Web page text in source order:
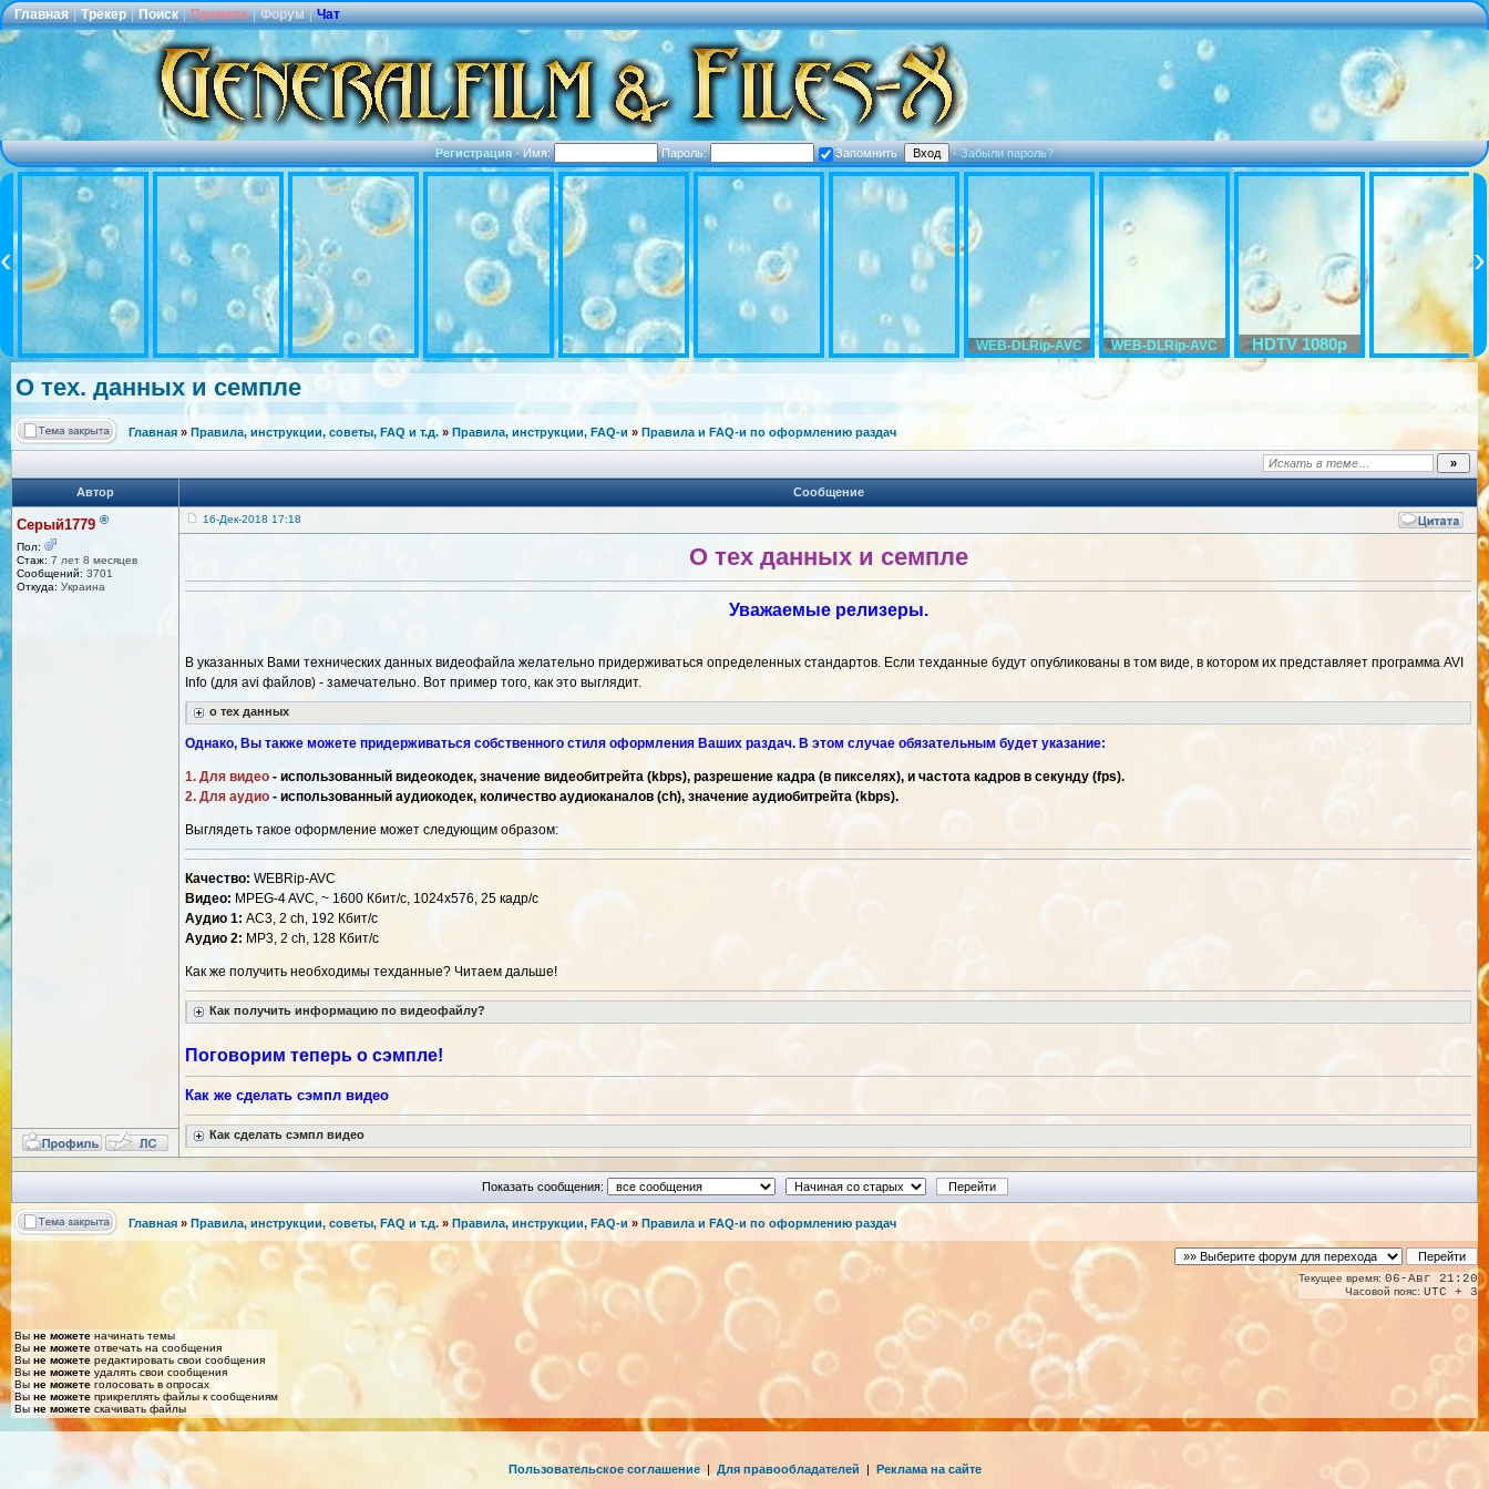
Главная | Трекер | Поиск | Правила | Форум | Чат
Регистрация·Имя: Пароль: Запомнить ·Забыли пароль?
WEB-DLRip-AVC WEB-DLRip-AVC HDTV 1080p
О тех. данных и семпле
Главная » Правила, инструкции, советы, FAQ и т.д. » Правила, инструкции, FAQ-и » Правила и FAQ-и по оформлению раздач
Автор Сообщение
Серый1779 ®
Пол:
Стаж: 7 лет 8 месяцев
Сообщений: 3701
Откуда: Украина
16-Дек-2018 17:18
О тех данных и семпле
Уважаемые релизеры.
В указанных Вами технических данных видеофайла желательно придерживаться определенных стандартов. Если техданные будут опубликованы в том виде, в котором их представляет программа AVI
Info (для avi файлов) - замечательно. Вот пример того, как это выглядит.
о тех данных
Однако, Вы также можете придерживаться собственного стиля оформления Ваших раздач. В этом случае обязательным будет указание:
1. Для видео - использованный видеокодек, значение видеобитрейта (kbps), разрешение кадра (в пикселях), и частота кадров в секунду (fps).
2. Для аудио - использованный аудиокодек, количество аудиоканалов (ch), значение аудиобитрейта (kbps).
Выглядеть такое оформление может следующим образом:
Качество: WEBRip-AVC
Видео: MPEG-4 AVC, ~ 1600 Кбит/с, 1024x576, 25 кадр/с
Аудио 1: AC3, 2 ch, 192 Кбит/с
Аудио 2: MP3, 2 ch, 128 Кбит/с
Как же получить необходимы техданные? Читаем дальше!
Как получить информацию по видеофайлу?
Поговорим теперь о сэмпле!
Как же сделать сэмпл видео
Как сделать сэмпл видео
Показать сообщения:
Главная » Правила, инструкции, советы, FAQ и т.д. » Правила, инструкции, FAQ-и » Правила и FAQ-и по оформлению раздач
Текущее время: 06-Авг 21:20
Часовой пояс: UTC + 3
Вы не можете начинать темы
Вы не можете отвечать на сообщения
Вы не можете редактировать свои сообщения
Вы не можете удалять свои сообщения
Вы не можете голосовать в опросах
Вы не можете прикреплять файлы к сообщениям
Вы не можете скачивать файлы
Пользовательское соглашение | Для правообладателей | Реклама на сайте